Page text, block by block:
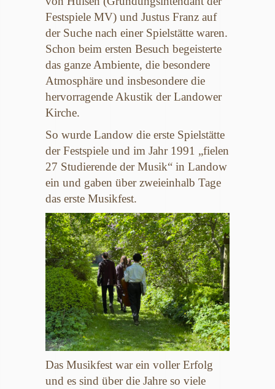
Festspiele MV) und Justus Franz auf
der Suche nach einer Spielstätte waren.
Schon beim ersten Besuch begeisterte
das ganze Ambiente, die besondere
Atmosphäre und insbesondere die
hervorragende Akustik der Landower
Kirche.
So wurde Landow die erste Spielstätte
der Festspiele und im Jahr 1991 „fielen
27 Studierende der Musik“ in Landow
ein und gaben über zweieinhalb Tage
das erste Musikfest.
Das Musikfest war ein voller Erfolg
und es sind über die Jahre so viele